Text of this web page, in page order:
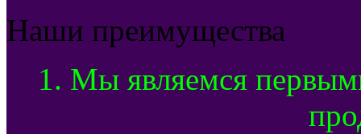
Наши преимущества
1. Мы являемся